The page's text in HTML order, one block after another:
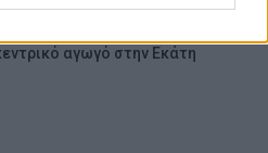
αγωγό στην Εκάτη